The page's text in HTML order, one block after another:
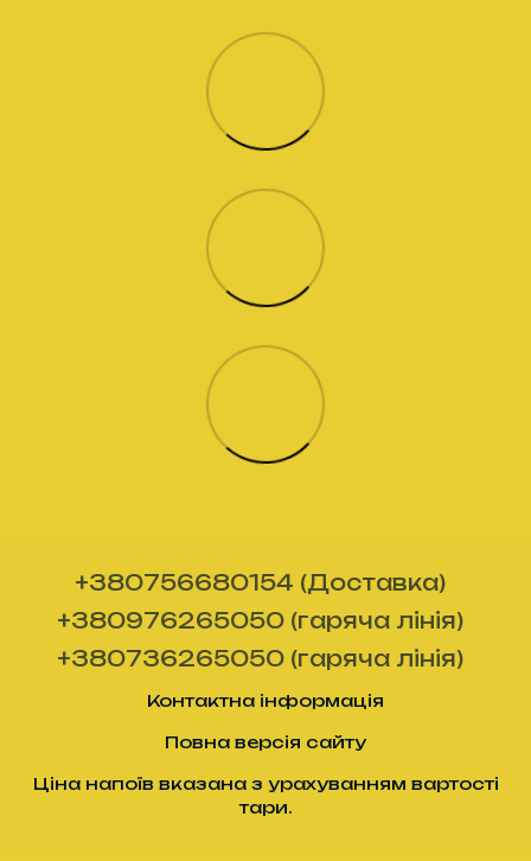
+380756680154 (Доставка)
+380976265050 (гаряча лінія)
+380736265050 (гаряча лінія)
Контактна інформація
Повна версія сайту
Ціна напоїв вказана з урахуванням вартості
тари.